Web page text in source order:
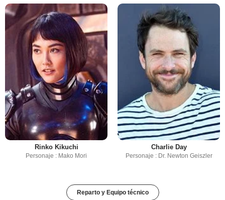
Rinko Kikuchi
Personaje : Mako Mori
Charlie Day
Personaje : Dr. Newton Geiszler
Reparto y Equipo técnico